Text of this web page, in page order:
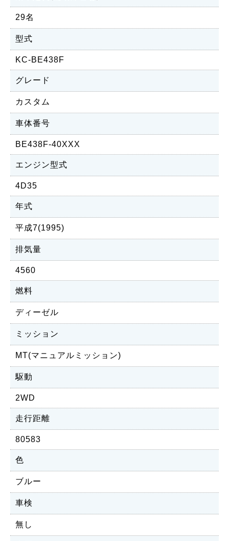
29名
型式
KC-BE438F
グレード
カスタム
車体番号
BE438F-40XXX
エンジン型式
4D35
年式
平成7(1995)
排気量
4560
燃料
ディーゼル
ミッション
MT(マニュアルミッション)
駆動
2WD
走行距離
80583
色
ブルー
車検
無し